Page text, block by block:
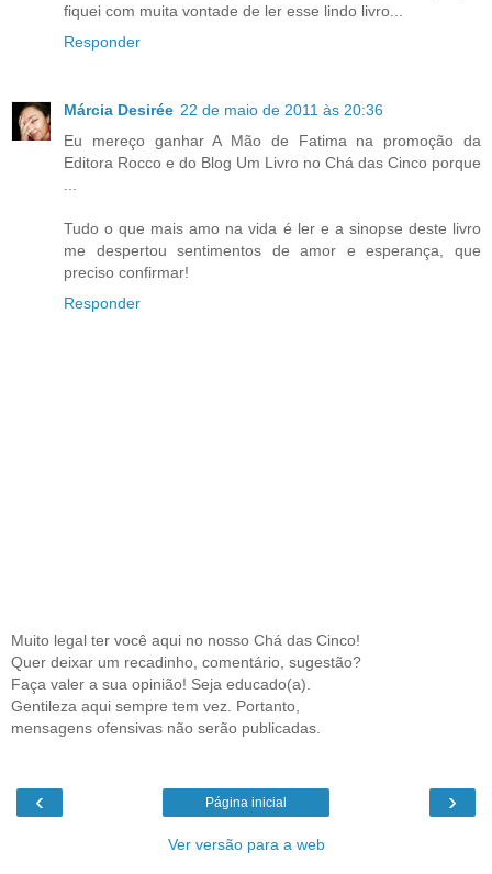
fiquei com muita vontade de ler esse lindo livro...
Responder
Márcia Desirée 22 de maio de 2011 às 20:36
Eu mereço ganhar A Mão de Fatima na promoção da
Editora Rocco e do Blog Um Livro no Chá das Cinco porque
Tudo o que mais amo na vida é ler e a sinopse deste livro
me despertou sentimentos de amor e esperança, que
preciso confirmar!
Responder
Muito legal ter você aqui no nosso Chá das Cinco!
Quer deixar um recadinho, comentário, sugestão?
Faça valer a sua opinião! Seja educado(a).
Gentileza aqui sempre tem vez. Portanto,
mensagens ofensivas não serão publicadas.
‹ ›
Página inicial
Ver versão para a web